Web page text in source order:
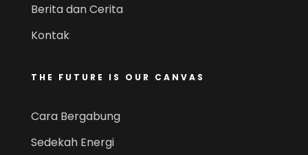
Berita dan Cerita
Kontak
THE FUTURE IS OUR CANVAS
Cara Bergabung
Sedekah Energi